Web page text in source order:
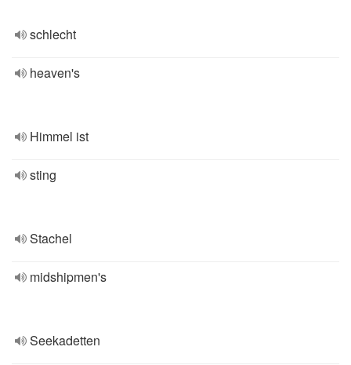
schlecht
heaven's
Himmel ist
sting
Stachel
midshipmen's
Seekadetten